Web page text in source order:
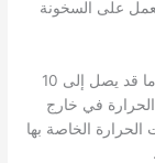
على السخونة
حيث يتم تخزين الأشعة الشمسية داخل البناية إلى ما قد يصل إلى 10
في خارج
الخاصة بها